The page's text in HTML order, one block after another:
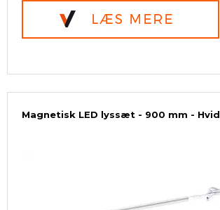
Magnetisk LED lyssæt - 900 mm - Hvid